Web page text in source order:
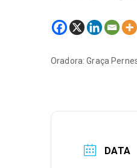
Oradora: Graça
DATA